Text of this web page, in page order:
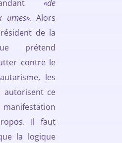
«de
urnes». Alors
de la
prétend
contre le
les
autorisent ce
Il faut
la logique